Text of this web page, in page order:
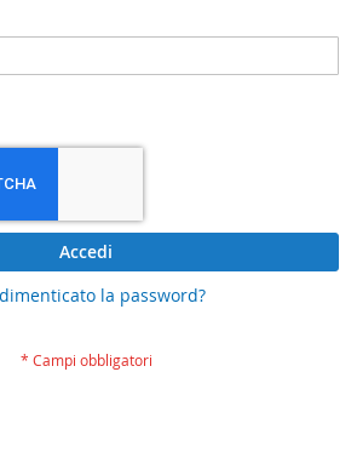
Accedi
la password?